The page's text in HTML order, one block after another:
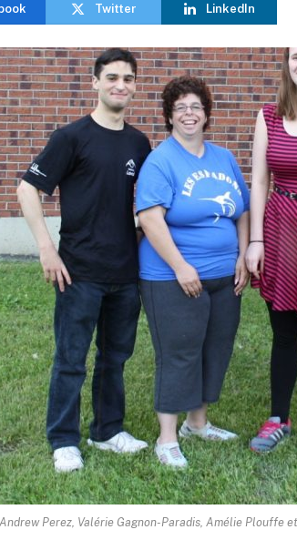
Twitter LinkedIn
Andrew Perez, Valérie Gagnon-Paradis, Amélie Plouffe